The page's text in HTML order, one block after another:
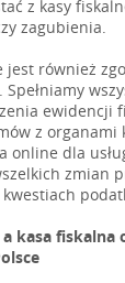
z kasy
zagubienia.
jest również
ewidencji
z organami
online dla
zmian
kasa fiskalna